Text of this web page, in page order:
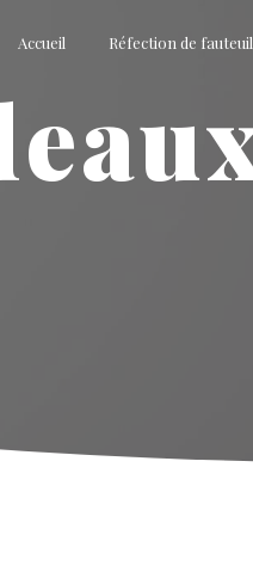
Accueil Réfection de fauteuil